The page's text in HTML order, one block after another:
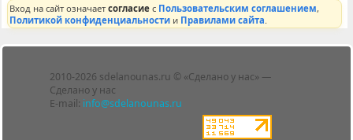
Вход на сайт означаетсогласие с Пользовательским соглашением,
Политикой конфиденциальности и Правилами сайта
2010-2026 sdelanounas.ru © «Сделано у нас» —
Сделано у нас
E-mail: info@sdelanounas.ru
Блоги
Люди
Политика